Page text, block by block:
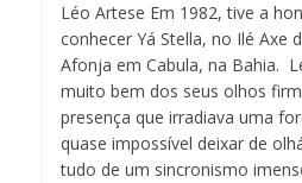
Léo Artese Em 1982, tive a
conhecer Yá Stella, no Ilé Axe
Afonja em Cabula, na Bahia.
muito bem dos seus olhos
presença que irradiava uma
quase impossível deixar de
tudo de um sincronismo